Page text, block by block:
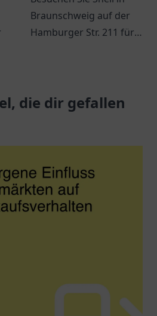
Braunschweig auf der
Hamburger Str. 211 für
während Ihrer Reise.
die dir gefallen